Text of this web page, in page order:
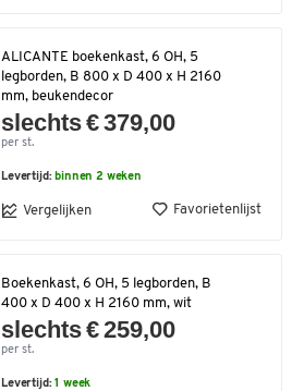
ALICANTE boekenkast, 6 OH, 5
legborden, B 800 x D 400 x H 2160
mm, beukendecor
slechts € 379,00
per st.
Levertijd: binnen 2 weken
Vergelijken Favorietenlijst
Boekenkast, 6 OH, 5 legborden, B
400 x D 400 x H 2160 mm, wit
slechts € 259,00
per st.
Levertijd:1 week